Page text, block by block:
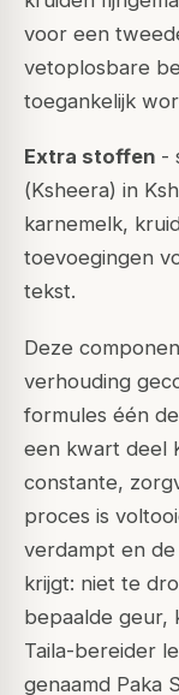
voor een
vetoplosbare
toegankelijk
Extra stoffen -
(Ksheera) in
karnemelk,
toevoegingen
tekst.
Deze
verhouding
formules één
een kwart deel
constante,
proces is
verdampt en
krijgt: niet te
bepaalde geur,
Taila-bereider
genaamd Paka